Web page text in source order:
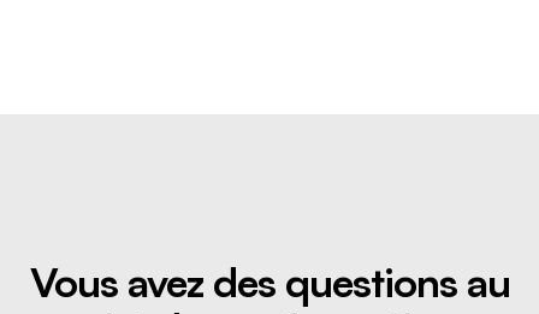
Vous avez des questions au